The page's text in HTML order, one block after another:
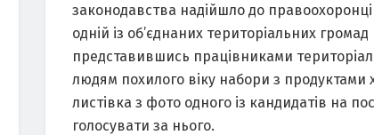
законодавства надійшло до
одній із об’єднаних територіальних громад
представившись працівниками
людям похилого віку набори з продуктами
листівка з фото одного із кандидатів на
голосувати за нього.